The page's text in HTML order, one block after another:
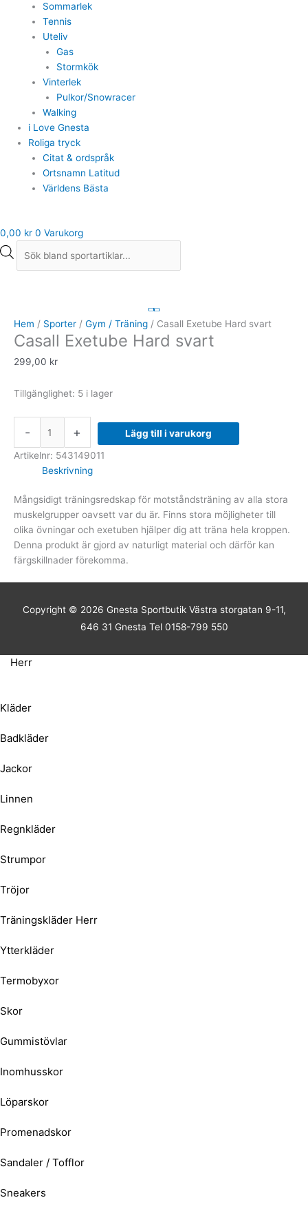
Sommarlek
Tennis
Uteliv
Gas
Stormkök
Vinterlek
Pulkor/Snowracer
Walking
i Love Gnesta
Roliga tryck
Citat & ordspråk
Ortsnamn Latitud
Världens Bästa
0,00 kr 0 Varukorg
Hem / Sporter / Gym / Träning / Casall Exetube Hard svart
Casall Exetube Hard svart
299,00 kr
Tillgänglighet: 5 i lager
-
Hard
svart
+ Lägg till i varukorg
Artikelnr: 543149011
Beskrivning
Mångsidigt träningsredskap för motståndsträning av alla stora
muskelgrupper oavsett var du är. Finns stora möjligheter till
olika övningar och exetuben hjälper dig att träna hela kroppen.
Denna produkt är gjord av naturligt material och därför kan
färgskillnader förekomma.
Copyright © 2026 Gnesta SportbutikVästra storgatan 9-11,
646 31 Gnesta Tel 0158-799 550
Herr
Kläder
Badkläder
Jackor
Linnen
Regnkläder
Strumpor
Tröjor
Träningskläder Herr
Ytterkläder
Termobyxor
Skor
Gummistövlar
Inomhusskor
Löparskor
Promenadskor
Sandaler / Tofflor
Sneakers